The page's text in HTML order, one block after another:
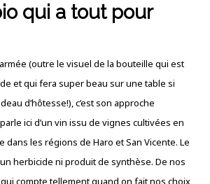
qui a tout pour
(outre le visuel de la bouteille qui est
et qui fera super beau sur une table si
d’hôtesse!), c’est son approche
ici d’un vin issu de vignes cultivées en
dans les régions de Haro et San Vicente. Le
herbicide ni produit de synthèse. De nos
qui compte tellement quand on fait nos choix